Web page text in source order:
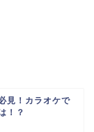
見！カラオケで
！？